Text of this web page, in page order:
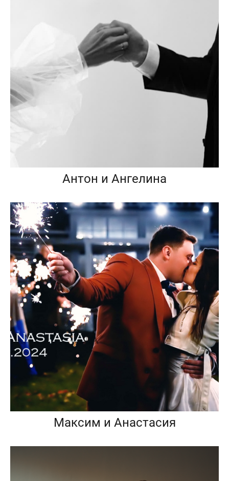
Антон и Ангелина
Максим и Анастасия